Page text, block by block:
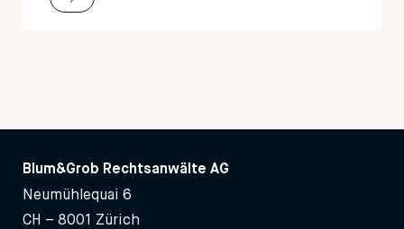
Blum&Grob Rechtsanwälte AG
Neumühlequai 6
CH – 8001 Zürich